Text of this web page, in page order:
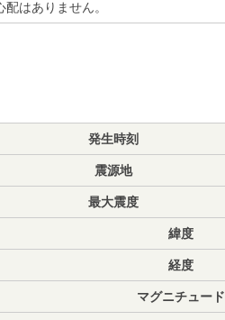
はありません。
発生時刻
震源地
最大震度
緯度
経度
マグニチュード